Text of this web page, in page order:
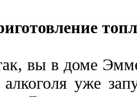
вы в доме
алкоголя уже